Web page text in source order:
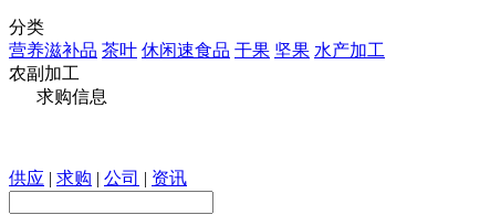
分类
营养滋补品 茶叶 休闲速食品 干果 坚果 水产加工
农副加工
求购信息
供应 | 求购 | 公司 | 资讯